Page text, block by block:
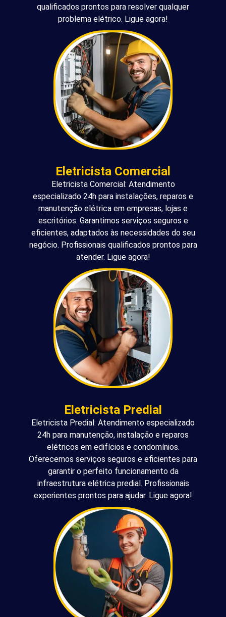
qualificados prontos para resolver qualquer
problema elétrico. Ligue agora!
Eletricista Comercial
Eletricista Comercial: Atendimento
especializado 24h para instalações, reparos e
manutenção elétrica em empresas, lojas e
escritórios. Garantimos serviços seguros e
eficientes, adaptados às necessidades do seu
negócio. Profissionais qualificados prontos para
atender. Ligue agora!
Eletricista Predial
Eletricista Predial: Atendimento especializado
24h para manutenção, instalação e reparos
elétricos em edifícios e condomínios.
Oferecemos serviços seguros e eficientes para
garantir o perfeito funcionamento da
infraestrutura elétrica predial. Profissionais
experientes prontos para ajudar. Ligue agora!